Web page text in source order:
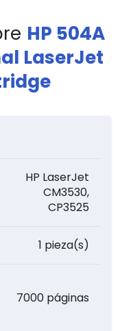
HP 504A
LaserJet
HP LaserJet
CM3530,
CP3525
1 pieza(s)
7000 páginas